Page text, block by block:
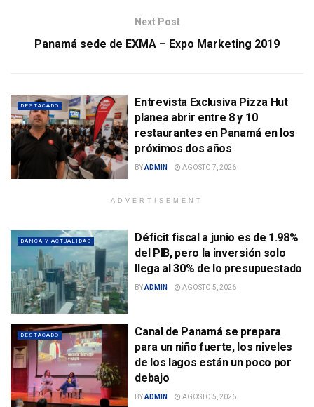
Next Post
Panamá sede de EXMA – Expo Marketing 2019
DESTACADO
Entrevista Exclusiva Pizza Hut
planea abrir entre 8 y 10
restaurantes en Panamá en los
próximos dos años
BYADMIN AGOSTO 7, 2026
ADVERTISEMENT
BANCA Y ACTUALIDAD
Déficit fiscal a junio es de 1.98%
del PIB, pero la inversión solo
llega al 30% de lo presupuestado
BYADMIN AGOSTO 5, 2026
DESTACADO
Canal de Panamá se prepara
para un niño fuerte, los niveles
de los lagos están un poco por
debajo
BYADMIN AGOSTO 5, 2026